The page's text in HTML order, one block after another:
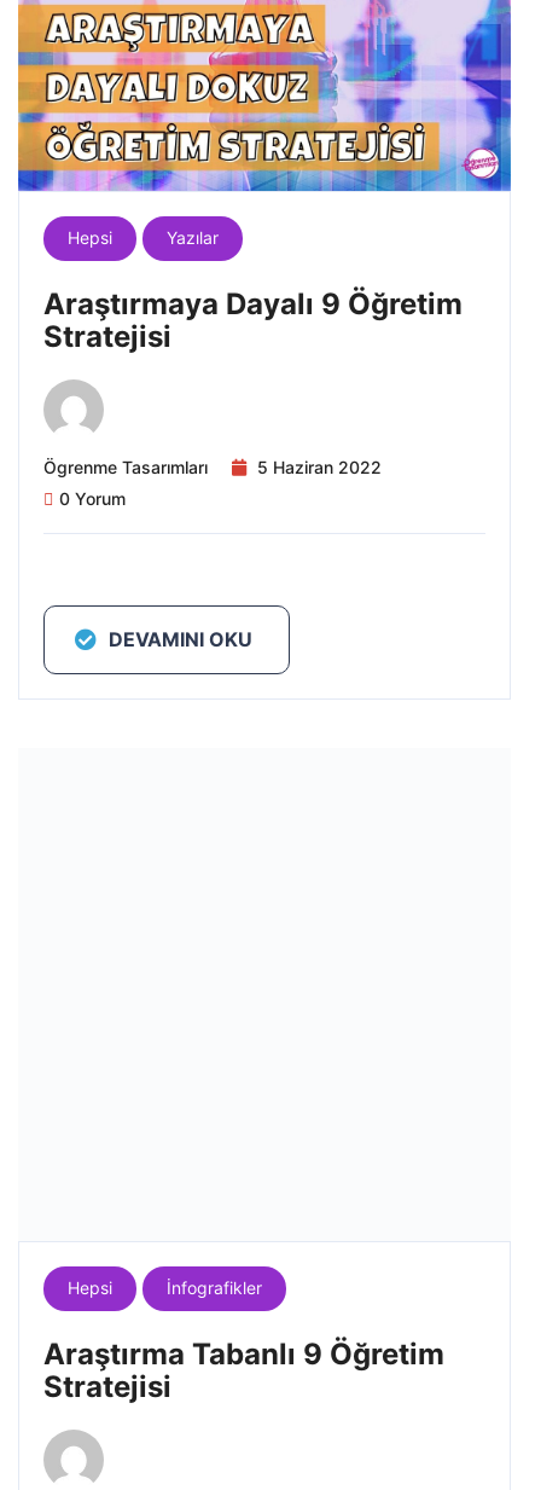
Hepsi Yazılar
Araştırmaya Dayalı 9 Öğretim
Stratejisi
Ögrenme Tasarımları
5 Haziran 2022
0 Yorum
DEVAMINI OKU
Hepsi İnfografikler
Araştırma Tabanlı 9 Öğretim
Stratejisi